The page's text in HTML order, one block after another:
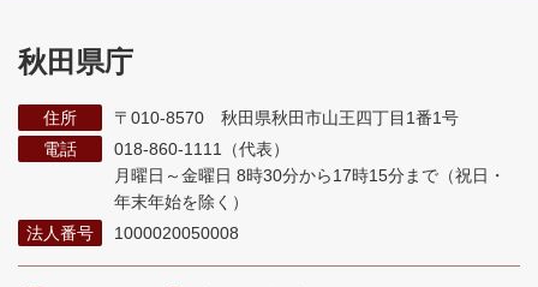
秋田県庁
住所
〒010-8570 秋田県秋田市山王四丁目1番1号
電話
018-860-1111（代表）
月曜日～金曜日 8時30分から17時15分まで （祝日・
年末年始を除く）
法人番号
1000020050008